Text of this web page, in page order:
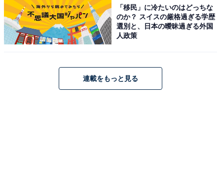
「移民」に冷たいのはどっちな
のか？ スイスの厳格過ぎる学歴
選別と、日本の曖昧過ぎる外国
人政策
連載をもっと見る